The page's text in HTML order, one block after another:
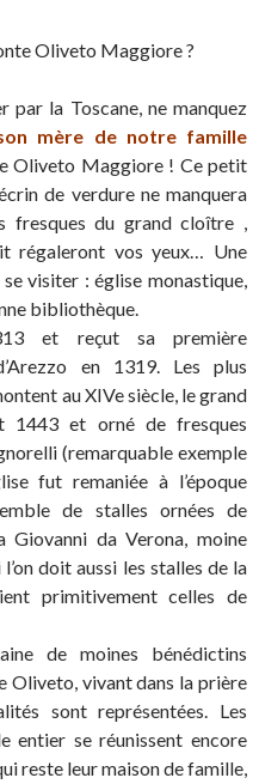
Oliveto Maggiore ?
par la Toscane, ne manquez
mère de notre famille
Oliveto Maggiore ! Ce petit
de verdure ne manquera
du grand cloître ,
régaleront vos yeux… Une
visiter : église monastique,
bibliothèque.
et reçut sa première
en 1319. Les plus
au XIVe siècle, le grand
et orné de fresques
(remarquable exemple
fut remaniée à l’époque
de stalles ornées de
Giovanni da Verona, moine
doit aussi les stalles de la
primitivement celles de
de moines bénédictins
Oliveto, vivant dans la prière
sont représentées. Les
entier se réunissent encore
reste leur maison de famille,